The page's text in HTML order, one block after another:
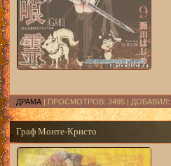
ДРАМА | ПРОСМОТРОВ: 3495 | ДОБАВИЛ:
Граф Монте-Кристо